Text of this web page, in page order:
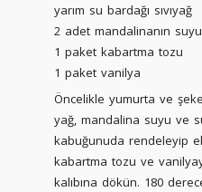
yarım su bardağı sıvıyağ
2 adet mandalinanın suyu
1 paket kabartma tozu
1 paket vanilya
Öncelikle yumurta ve
yağ, mandalina suyu ve
kabuğunuda rendeleyip
kabartma tozu ve
kalıbına dökün. 180